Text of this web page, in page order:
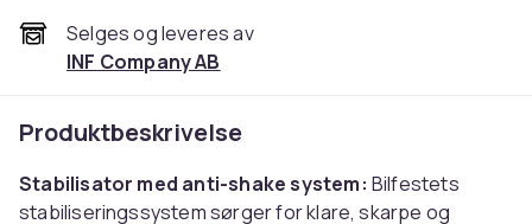
Selges og leveres av
INF Company AB
Produktbeskrivelse
Stabilisator med anti-shake system: Bilfestets
stabiliseringssystem sørger for klare, skarpe og